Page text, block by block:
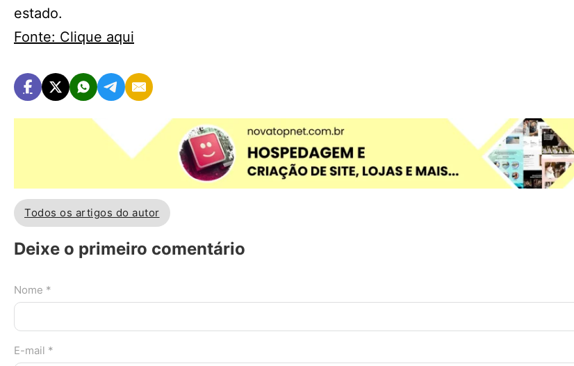
estado.
Fonte: Clique aqui
Todos os artigos do autor
Deixe o primeiro comentário
Nome *
E-mail *